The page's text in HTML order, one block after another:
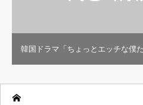
韓国ドラマ「ちょっとエッチな僕